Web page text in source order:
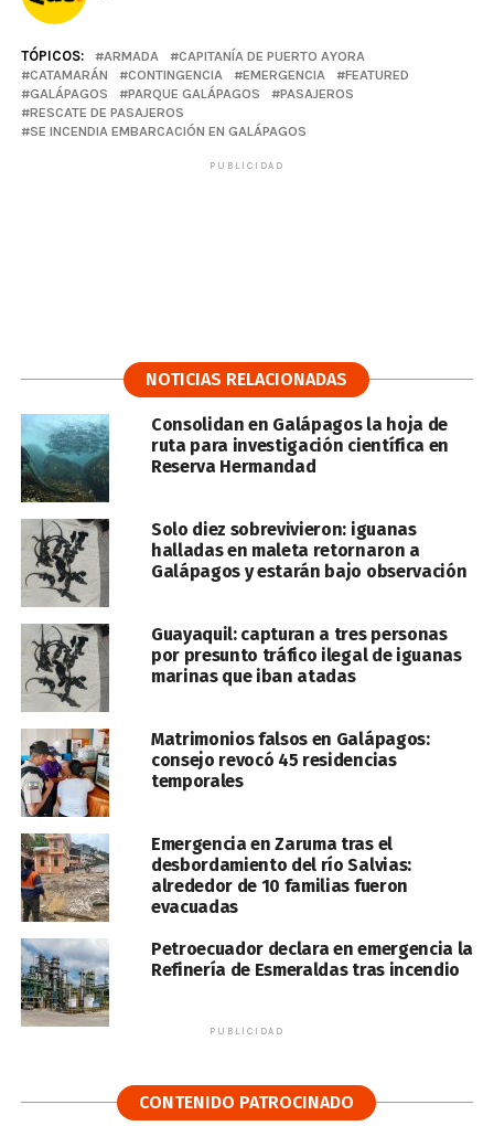
TÓPICOS: ARMADA
CAPITANÍA DE PUERTO AYORA
CATAMARÁN
CONTINGENCIA EMERGENCIA
FEATURED
GALÁPAGOS
PARQUE GALÁPAGOS
PASAJEROS
RESCATE DE PASAJEROS
SE INCENDIA EMBARCACIÓN EN GALÁPAGOS
PUBLICIDAD
NOTICIAS RELACIONADAS
Consolidan en Galápagos la hoja de
ruta para investigación científica en
Reserva Hermandad
Solo diez sobrevivieron: iguanas
halladas en maleta retornaron a
Galápagos y estarán bajo observación
Guayaquil: capturan a tres personas
por presunto tráfico ilegal de iguanas
marinas que iban atadas
Matrimonios falsos en Galápagos:
consejo revocó 45 residencias
temporales
Emergencia en Zaruma tras el
desbordamiento del río Salvias:
alrededor de 10 familias fueron
evacuadas
Petroecuador declara en emergencia la
Refinería de Esmeraldas tras incendio
PUBLICIDAD
CONTENIDO PATROCINADO